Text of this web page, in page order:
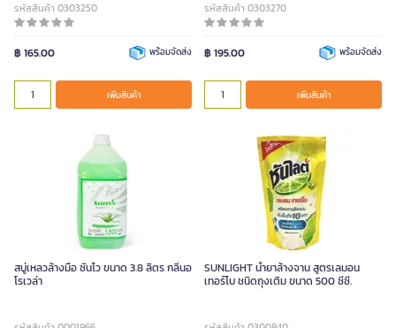
รหัสสินค้า 0303250
฿ 165.00 พร้อมจัดส่ง
เพิ่มสินค้า
รหัสสินค้า 0303270
฿ 195.00 พร้อมจัดส่ง
เพิ่มสินค้า
สบู่เหลวล้างมือ ซันโว ขนาด 3.8 ลิตร กลิ่นอ
โรเวล่า
SUNLIGHT น้ำยาล้างจาน สูตรเลมอน
เทอร์โบ ชนิดถุงเติม ขนาด 500 ซีซี.